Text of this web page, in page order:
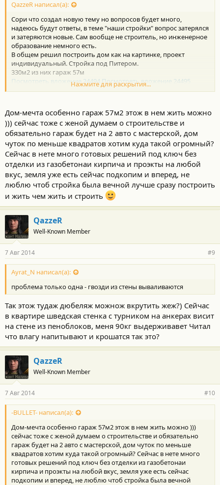
QazzeR написал(а):
Сори что создал новую тему но вопросов будет много,
надеюсь будут ответы, в теме "наши стройки" вопрос затерялся
и затеряются новые. Сам вообще не строитель, но инженерное
образование немного есть.
В общем решил построить дом как на картинке, проект
индивидуальный. Стройка под Питером.
330м2 из них гараж 57м
Посмотреть вложение 24494 Посмотреть вложение 24495
- Подскажите плиз как найти тех кто будет строить? (подряд) в
верить, какие могут быть неожиданности. Мб кто имеет даже
такой бизнес?
- С газобетона или кирпича?
- Какое лучше отопление, теплые полы или батареи?)
- Какие инженерные сети необходимо делать сразу с проектом
а какие можно и потом у дяди васи топором и такойто матери?
- Как чтобы не обманули с удорожанием в процессе?
Нажмите для раскрытия...
Дом-мечта особенно гараж 57м2 этож в нем жить можно
))) сейчас тоже с женой думаем о строительстве и
обязательно гараж будет на 2 авто с мастерской, дом
чуток по меньше квадратов хотим куда такой огромный?
Сейчас в нете много готовых решений под ключ без
отделки из газобетонаи кирпича и проэкты на любой
вкус, земля уже есть сейчас подкопим и вперед, не
люблю чтоб стройка была вечной лучше сразу построить
и жить чем жить и строить
QazzeR
Well-Known Member
7 Авг 2014 #9
Ayrat_N написал(а):
проблема только одна - гвозди из стены вываливаются
Так этож тудаж дюбеляж можнож вкрутить жеж?) Сейчас
в квартире шведская стенка с турником на анкерах висит
на стене из пеноблоков, меня 90кг выдерживавет Читал
что влагу напитывают и крошатся так это?
QazzeR
Well-Known Member
7 Авг 2014 #10
-BULLET- написал(а):
Дом-мечта особенно гараж 57м2 этож в нем жить можно )))
сейчас тоже с женой думаем о строительстве и обязательно
гараж будет на 2 авто с мастерской, дом чуток по меньше
квадратов хотим куда такой огромный? Сейчас в нете много
готовых решений под ключ без отделки из газобетонаи
кирпича и проэкты на любой вкус, земля уже есть сейчас
подкопим и вперед, не люблю чтоб стройка была вечной